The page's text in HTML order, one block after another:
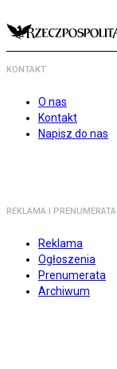
KONTAKT
O nas
Kontakt
Napisz do nas
REKLAMA I PRENUMERATA
Reklama
Ogłoszenia
Prenumerata
Archiwum